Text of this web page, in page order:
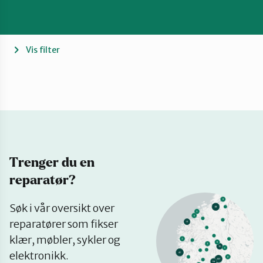
Forbehold
Mitt navn
Møt reparatørene
Om oss
Vis filter
Trenger du en
reparatør?
Søk i vår oversikt over
reparatører som fikser
klær, møbler, sykler og
elektronikk.
på
kart